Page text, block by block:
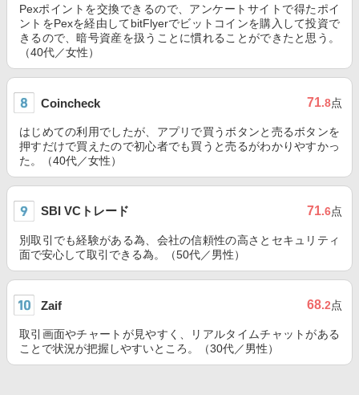
Pexポイントを交換できるので、アンケートサイトで得たポイ
ントをPexを経由してbitFlyerでビットコインを購入して投資で
きるので、暗号資産を扱うことに慣れることができたと思う。
（40代／女性）
Coincheck 71.8点
はじめての利用でしたが、アプリで買うボタンと売るボタンを
押すだけで買えたので初心者でも買うと売るがわかりやすかっ
た。（40代／女性）
SBI VCトレード 71.6点
別取引でも経験がある為、会社の信頼性の高さとセキュリティ
面で安心して取引できる為。（50代／男性）
Zaif 68.2点
取引画面やチャートが見やすく、リアルタイムチャットがある
ことで状況が把握しやすいところ。（30代／男性）